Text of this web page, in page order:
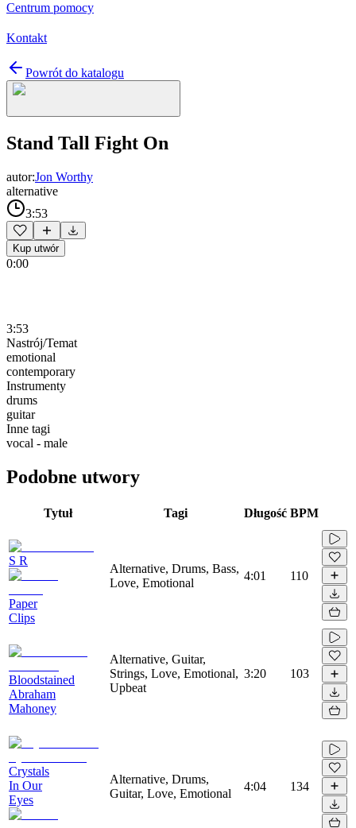
Centrum pomocy
Kontakt
Powrót do katalogu
Stand Tall Fight On
autor:Jon Worthy
alternative
3:53
Kup utwór
0:00
3:53
Nastrój/Temat
emotional
contemporary
Instrumenty
drums
guitar
Inne tagi
vocal - male
Podobne utwory
Tytuł Tagi Długość BPM
S R
Paper
Clips
Alternative, Drums, Bass,
Love, Emotional
4:01 110
Bloodstained
Abraham
Mahoney
Alternative, Guitar,
Strings, Love, Emotional,
Upbeat
3:20 103
Crystals
In Our
Eyes
Alternative, Drums,
Guitar, Love, Emotional
4:04 134